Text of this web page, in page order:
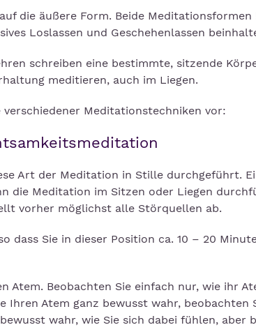
die äußere Form. Beide
Loslassen und Geschehenlassen
schreiben eine bestimmte, sitzende
meditieren, auch im Liegen.
Meditationstechniken vor:
Art der Meditation in Stille durchgeführt.
die Meditation im Sitzen oder Liegen
vorher möglichst alle Störquellen ab.
dass Sie in dieser Position ca. 10 – 20
Atem. Beobachten Sie einfach nur, wie ihr
Atem ganz bewusst wahr, beobachten
wahr, wie Sie sich dabei fühlen, aber